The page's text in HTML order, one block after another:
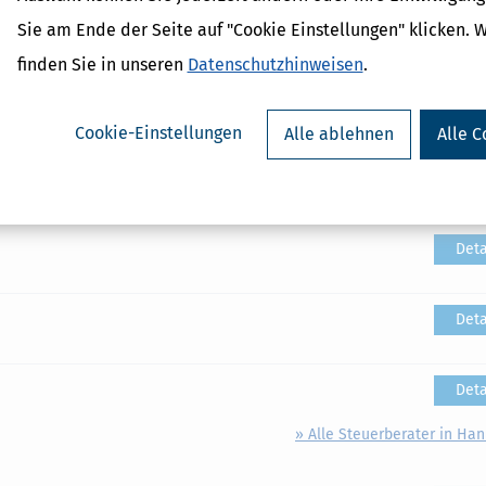
Sie am Ende der Seite auf "Cookie Einstellungen" klicken.
finden Sie in unseren Datenschutzhinweisen.
Cookie-Einstellungen Alle ablehnen Alle
» Alle Steuerberater in